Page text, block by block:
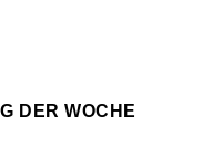
DER WOCHE (